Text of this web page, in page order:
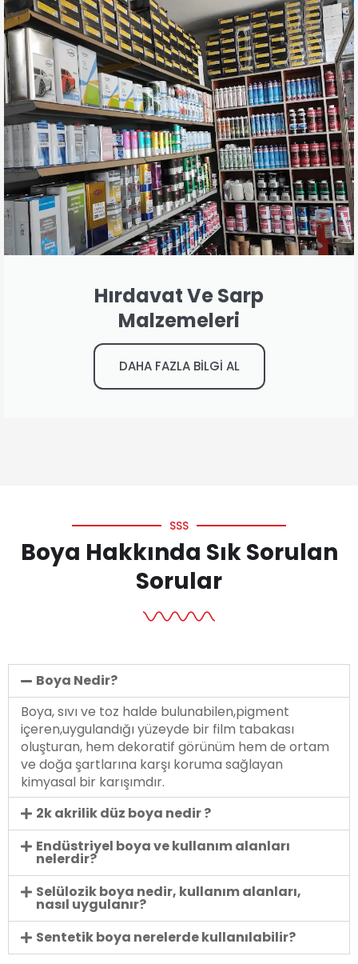
Hırdavat Ve Sarp
Malzemeleri
DAHA FAZLA BİLGİ AL
SSS
Boya Hakkında Sık Sorulan
Sorular
Boya Nedir?
Boya, sıvı ve toz halde bulunabilen,pigment
içeren,uygulandığı yüzeyde bir film tabakası
oluşturan, hem dekoratif görünüm hem de ortam
ve doğa şartlarına karşı koruma sağlayan
kimyasal bir karışımdır.
2k akrilik düz boya nedir ?
Endüstriyel boya ve kullanım alanları
nelerdir?
Selülozik boya nedir, kullanım alanları,
nasıl uygulanır?
Sentetik boya nerelerde kullanılabilir?